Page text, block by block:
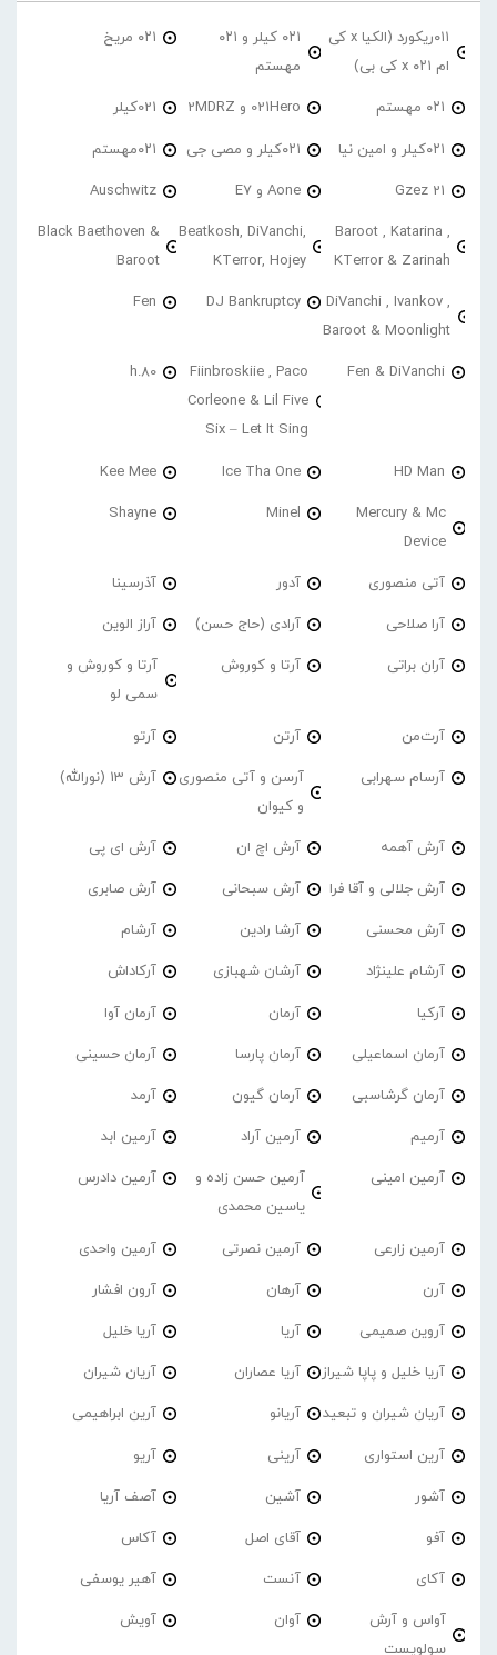
۰۱۱ریکورد (الکیا x کی
ام ۰۲۱ x کی بی)
۰۲۱ کیلر و ۰۲۱
مهستم
۰۲۱ مریخ
۰۲۱ مهستم 021Hero و 2MDRZ 021کیلر
۰۲۱کیلر و امین نیا ۰۲۱کیلر و مصی جی ۰۲۱مهستم
21 Gzez Aone و E7 Auschwitz
Baroot , Katarina ,
KTerror & Zarinah
Beatkosh, DiVanchi,
KTerror, Hojey
Black Baethoven &
Baroot
DiVanchi , Ivankov ,
Baroot & Moonlight
DJ Bankruptcy
Fen
Fen & DiVanchi
Fiinbroskiie , Paco
Corleone & Lil Five
Six – Let It Sing
h.80
HD Man
Ice Tha One
Kee Mee
Mercury & Mc
Device
Minel
Shayne
آتی منصوری آدور آذرسینا
آرا صلاحی آرادی (حاج حسن) آراز الوین
آران براتی آرتا و کوروش
آرتا و کوروش و
سمی لو
آرت‌من آرتن آرتو
آرسام سهرابی
آرسن و آتی منصوری
و کیوان
آرش 13 (نورالله)
آرش آهمه آرش اچ ان آرش ای پی
آرش جلالی و آقا فرا آرش سبحانی آرش صابری
آرش محسنی آرشا رادین آرشام
آرشام علینژاد آرشان شهبازی آرکاداش
آرکیا آرمان آرمان آوا
آرمان اسماعیلی آرمان پارسا آرمان حسینی
آرمان گرشاسبی آرمان گیون آرمد
آرمیم آرمین آراد آرمین ابد
آرمین امینی
آرمین حسن زاده و
یاسین محمدی
آرمین دادرس
آرمین زارعی آرمین نصرتی آرمین واحدی
آرن آرهان آرون افشار
آروین صمیمی آریا آریا خلیل
آریا خلیل و پاپا شیراز آریا عصاران آریان شیران
آریان شیران و تبعید آریانو آرین ابراهیمی
آرین استواری آرینی آریو
آشور آشین آصف آریا
آفو آقای اصل آکاس
آکای آنست آهیر یوسفی
آواس و آرش
سولویست
آوان آویش